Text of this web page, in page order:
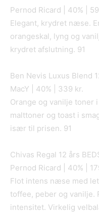
Pernod Ricard | 40% |
Elegant, krydret næse.
orangeskal, lyng og
krydret afslutning. 91
Ben Nevis Luxus Blend
MacY | 40% | 339 kr.
Orange og vanilje toner
malttoner og toast i
især til prisen. 91
Chivas Regal 12 års
Pernod Ricard | 40% |
Flot intens næse med
toffee, peber og vanilje.
intensitet. Virkelig